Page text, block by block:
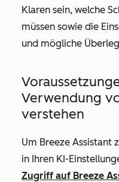
Klaren sein, welche
müssen sowie die
und mögliche
Verwendung
verstehen
Um Breeze Assistant
in Ihren KI-
Zugriff auf Breeze